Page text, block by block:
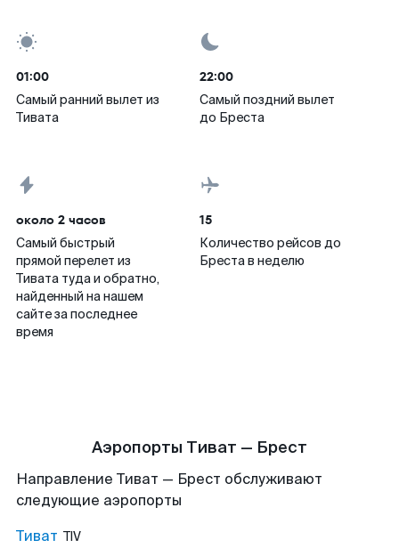
01:00
Самый ранний вылет из
Тивата
22:00
Самый поздний вылет
до Бреста
около 2 часов
Самый быстрый
прямой перелет из
Тивата туда и обратно,
найденный на нашем
сайте за последнее
время
15
Количество рейсов до
Бреста в неделю
Аэропорты Тиват — Брест
Направление Тиват — Брест обслуживают
следующие аэропорты
Тиват TIV